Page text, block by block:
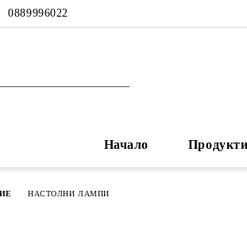
0889996022
Начало Продукти
НАСТОЛНИ ЛАМПИ